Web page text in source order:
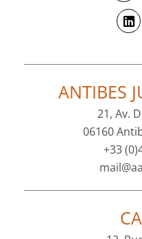
ANTIBES
21, Av.
06160
+33